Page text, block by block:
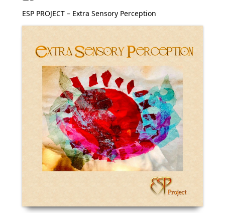
ESP PROJECT – Extra Sensory Perception